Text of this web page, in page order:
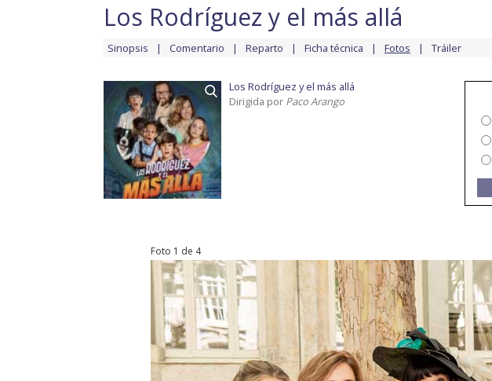
Los Rodríguez y el más allá
Sinopsis Comentario Reparto Ficha técnica Fotos Tráiler
Los Rodríguez y el más allá
Dirigida por Paco Arango
Foto 1 de 4